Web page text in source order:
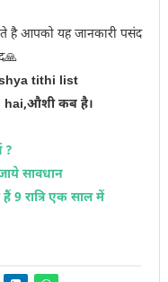
है आपको यह जानकारी पसंद
tithi list
hai,औशी कब है।
?
सावधान
9 रात्रि एक साल में